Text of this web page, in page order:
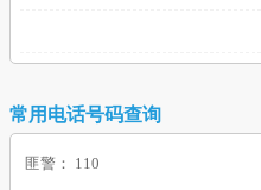
常用电话号码查询
匪警： 110